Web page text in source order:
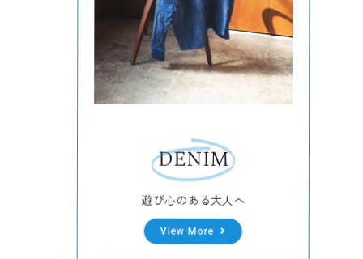
DENIM
遊び心のある大人へ
View More